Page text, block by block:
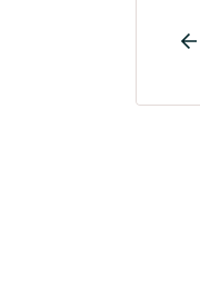
pagina